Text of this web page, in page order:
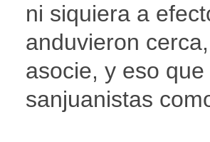
ni siquiera a
anduvieron
asocie, y eso
sanjuanistas